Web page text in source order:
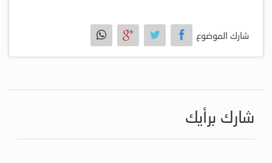
شارك الموضوع
شارك برأيك